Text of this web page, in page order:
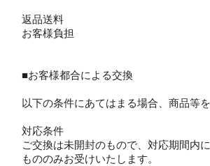
返品送料
お客様負担
■お客様都合による交換
以下の条件にあてはまる場合、商品等
対応条件
ご交換は未開封のもので、対応期間内
もののみお受けいたします。